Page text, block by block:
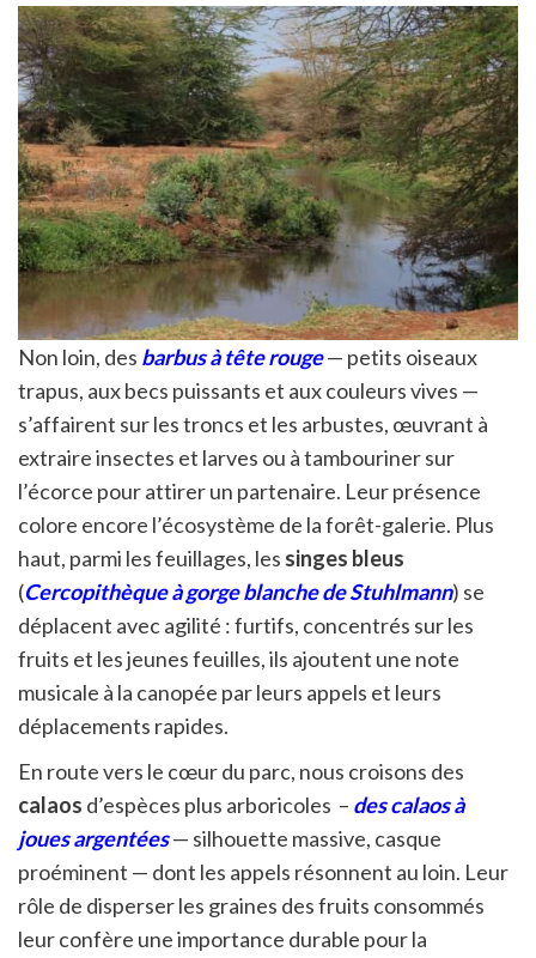
Non loin, des barbus à tête rouge— petits oiseaux
trapus, aux becs puissants et aux couleurs vives —
s’affairent sur les troncs et les arbustes, œuvrant à
extraire insectes et larves ou à tambouriner sur
l’écorce pour attirer un partenaire. Leur présence
colore encore l’écosystème de la forêt-galerie. Plus
haut, parmi les feuillages, les singes bleus
(Cercopithèque à gorge blanche de Stuhlmann) se
déplacent avec agilité : furtifs, concentrés sur les
fruits et les jeunes feuilles, ils ajoutent une note
musicale à la canopée par leurs appels et leurs
déplacements rapides.
En route vers le cœur du parc, nous croisons des
calaos d’espèces plus arboricoles – des calaos à
joues argentées— silhouette massive, casque
proéminent — dont les appels résonnent au loin. Leur
rôle de disperser les graines des fruits consommés
leur confère une importance durable pour la